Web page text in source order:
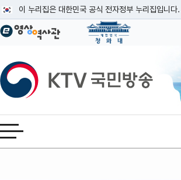
이 누리집은 대한민국 공식 전자정부 누리집입니다.
공식 누리집 주소 확인하기
이밖에 or.kr 또는 .kr등 다른 도메인 주소를 사용
운영중인 공식 누리집보기
KTV국민방송
전체메뉴 열기
본문